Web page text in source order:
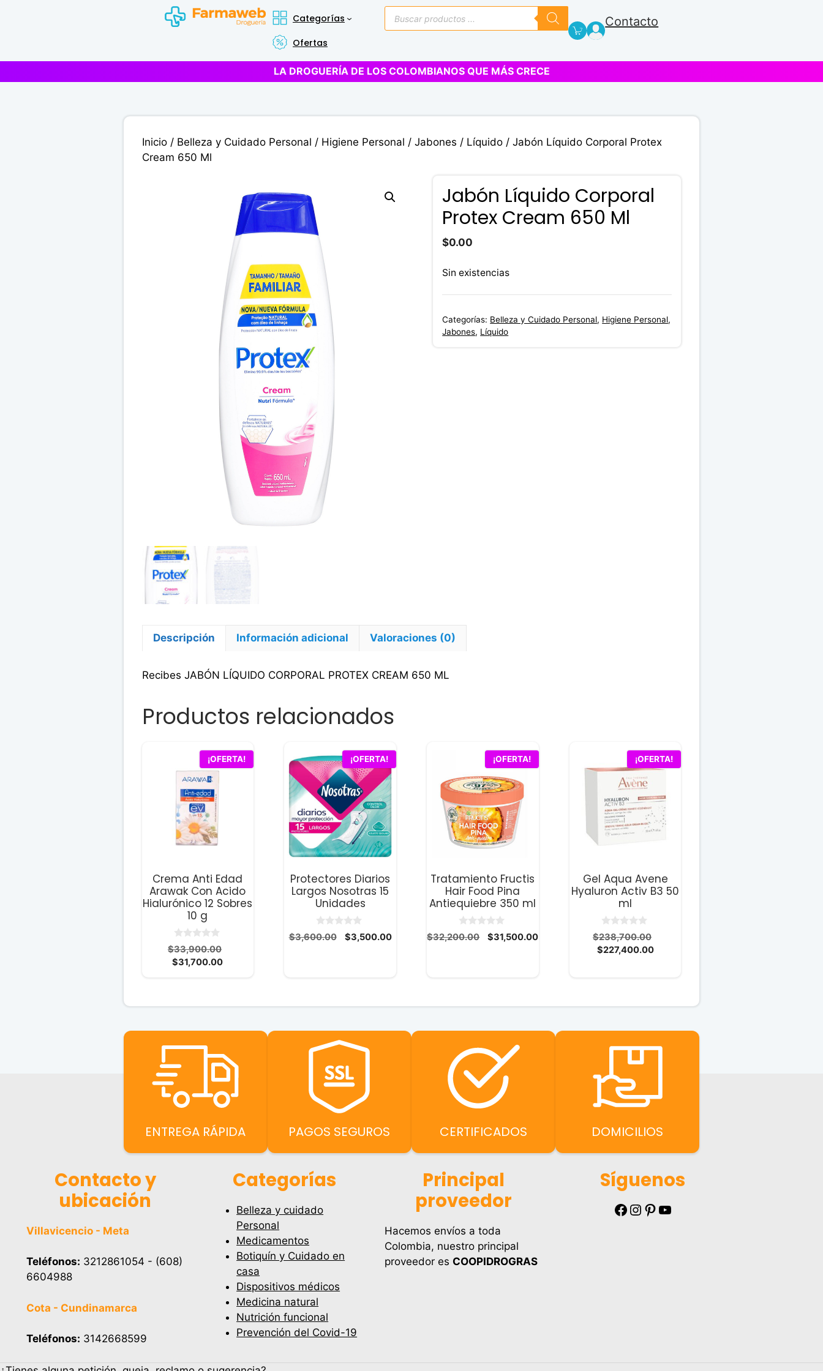
Categorías
Ofertas
Búsqueda
de
productos
Contacto
LA DROGUERÍA DE LOS COLOMBIANOS QUE MÁS CRECE
Inicio/ Belleza y Cuidado Personal / Higiene Personal / Jabones / Líquido/ Jabón Líquido Corporal Protex
Cream 650 Ml
Jabón Líquido Corporal
Protex Cream 650 Ml
$0.00
Sin existencias
Categorías: Belleza y Cuidado Personal, Higiene Personal,
Jabones, Líquido
Descripción Información adicional Valoraciones (0)
Recibes JABÓN LÍQUIDO CORPORAL PROTEX CREAM 650 ML
Productos relacionados
¡OFERTA!
Crema Anti Edad
Arawak Con Acido
Hialurónico 12 Sobres
10 g
0
d
e
$33,900.00
$31,700.00El
¡OFERTA!
Protectores Diarios
Largos Nosotras 15
Unidades
0
d
$3,600.00
El
$3,500.00El
¡OFERTA!
Tratamiento Fructis
Hair Food Pina
Antiequiebre 350 ml
0
d
$32,200.00
El
$31,500.00El
¡OFERTA!
Gel Aqua Avene
Hyaluron Activ B3 50
ml
0
d
e
$238,700.00
$227,400.00El
$227,400.00.
ENTREGA RÁPIDA PAGOS SEGUROS CERTIFICADOS DOMICILIOS
Contacto y
ubicación
Villavicencio - Meta
Teléfonos: 3212861054 - (608)
6604988
Cota - Cundinamarca
Teléfonos: 3142668599
Categorías
Belleza y cuidado
Personal
Medicamentos
Botiquín y Cuidado en
casa
Dispositivos médicos
Medicina natural
Nutrición funcional
Prevención del Covid-19
Principal
proveedor
Hacemos envíos a toda
Colombia, nuestro principal
proveedor es COOPIDROGRAS
Síguenos
Facebook Instagram Pinterest YouTube